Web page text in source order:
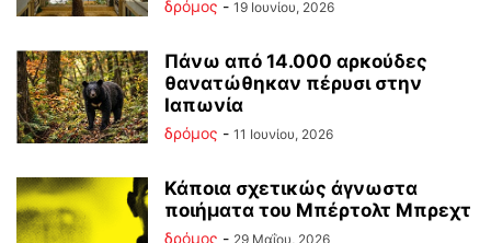
δρόμος - 19 Ιουνίου, 2026
Πάνω από 14.000 αρκούδες
θανατώθηκαν πέρυσι στην
Ιαπωνία
δρόμος - 11 Ιουνίου, 2026
Κάποια σχετικώς άγνωστα
ποιήματα του Μπέρτολτ Μπρεχτ
δρόμος - 29 Μαΐου, 2026